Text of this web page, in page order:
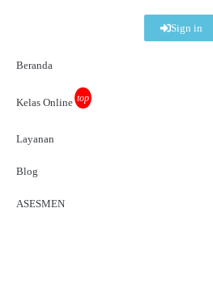
Sign in
Beranda
Kelas Online top
Layanan
Blog
ASESMEN